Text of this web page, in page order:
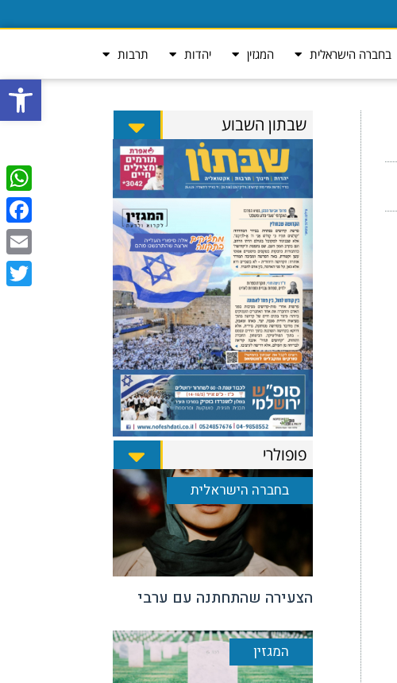
פתח
בחברה הישראלית המגזין יהדות תרבות
שבתון השבוע
פופולרי
בחברה הישראלית
הצעירה שהתחתנה עם ערבי
המגזין
Email